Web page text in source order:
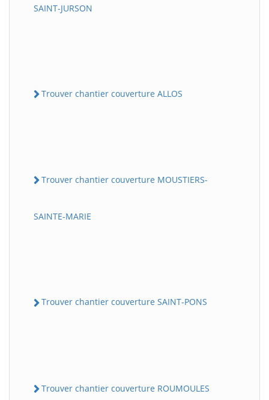
SAINT-JURSON
Trouver chantier couverture ALLOS
Trouver chantier couverture MOUSTIERS-
SAINTE-MARIE
Trouver chantier couverture SAINT-PONS
Trouver chantier couverture ROUMOULES